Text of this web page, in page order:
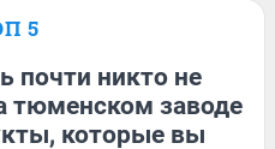
5
почти никто не
тюменском заводе
которые вы